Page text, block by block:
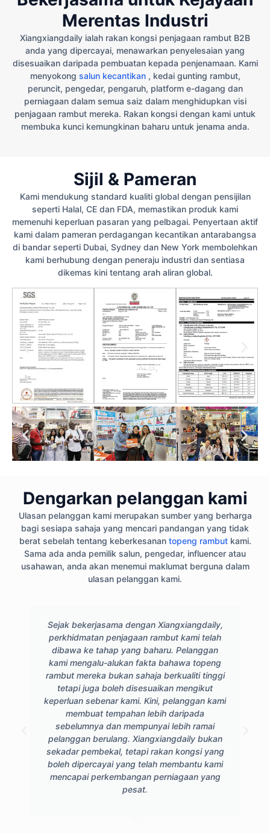
Merentas Industri
Xiangxiangdaily ialah rakan kongsi penjagaan rambut B2B
anda yang dipercayai, menawarkan penyelesaian yang
disesuaikan daripada pembuatan kepada penjenamaan. Kami
menyokong salun kecantikan, kedai gunting rambut,
peruncit, pengedar, pengaruh, platform e-dagang dan
perniagaan dalam semua saiz dalam menghidupkan visi
penjagaan rambut mereka. Rakan kongsi dengan kami untuk
membuka kunci kemungkinan baharu untuk jenama anda.
Sijil & Pameran
Kami mendukung standard kualiti global dengan pensijilan
seperti Halal, CE dan FDA, memastikan produk kami
memenuhi keperluan pasaran yang pelbagai. Penyertaan aktif
kami dalam pameran perdagangan kecantikan antarabangsa
di bandar seperti Dubai, Sydney dan New York membolehkan
kami berhubung dengan peneraju industri dan sentiasa
dikemas kini tentang arah aliran global.
Dengarkan pelanggan kami
Ulasan pelanggan kami merupakan sumber yang berharga
bagi sesiapa sahaja yang mencari pandangan yang tidak
berat sebelah tentang keberkesanan topeng rambutkami.
Sama ada anda pemilik salun, pengedar, influencer atau
usahawan, anda akan menemui maklumat berguna dalam
ulasan pelanggan kami.
Sejak bekerjasama dengan Xiangxiangdaily,
perkhidmatan penjagaan rambut kami telah
dibawa ke tahap yang baharu. Pelanggan
kami mengalu-alukan fakta bahawa topeng
rambut mereka bukan sahaja berkualiti tinggi
tetapi juga boleh disesuaikan mengikut
keperluan sebenar kami. Kini, pelanggan kami
membuat tempahan lebih daripada
sebelumnya dan mempunyai lebih ramai
pelanggan berulang. Xiangxiangdaily bukan
sekadar pembekal, tetapi rakan kongsi yang
boleh dipercayai yang telah membantu kami
mencapai perkembangan perniagaan yang
pesat.